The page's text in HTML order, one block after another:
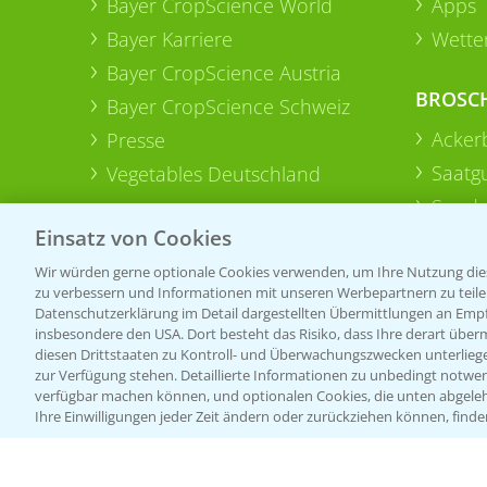
Bayer Karriere
Bayer CropScience Austria
Bayer CropScience Schweiz
Presse
Vegetables Deutschland
Einsatz von Cookies
Wir würden gerne optionale Cookies verwenden, um Ihre Nutzung
zu verbessern und Informationen mit unseren Werbepartnern zu
Datenschutzerklärung im Detail dargestellten Übermittlungen an
insbesondere den USA. Dort besteht das Risiko, dass Ihre derart
diesen Drittstaaten zu Kontroll- und Überwachungszwecken
zur Verfügung stehen. Detaillierte Informationen zu unbedingt
verfügbar machen können, und optionalen Cookies, die unten
Ihre Einwilligungen jeder Zeit ändern oder zurückziehen können,